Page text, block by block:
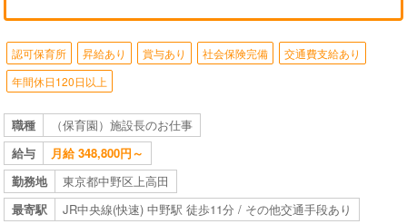
認可保育所 昇給あり 賞与あり 社会保険完備
交通費支給あり
年間休日120日以上
職種
（保育園）施設長のお仕事
給与
月給 348,800円～
勤務地
東京都中野区上高田
最寄駅
JR中央線(快速) 中野駅 徒歩11分 / その他交通手段あり